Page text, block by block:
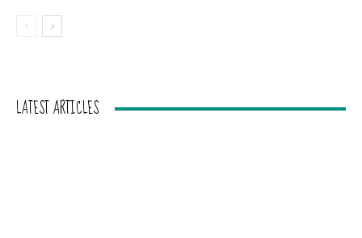
LATEST ARTICLES